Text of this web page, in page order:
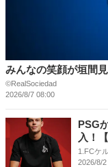
みんなの笑顔が垣間
©RealSociedad
2026/8/7 08:00
PSG
入！
1.FCケ
2026/8/